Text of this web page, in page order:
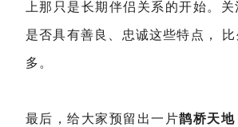
上那只是长期伴侣关系的开始。
是否具有善良、忠诚这些特点，
多。
最后，给大家预留出一片鹊桥天地